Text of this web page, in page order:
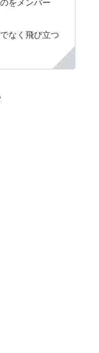
をメンバー
なく飛び立つ